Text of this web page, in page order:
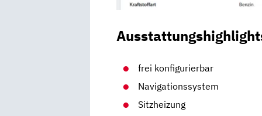
frei konfigurierbar
Navigationssystem
Sitzheizung